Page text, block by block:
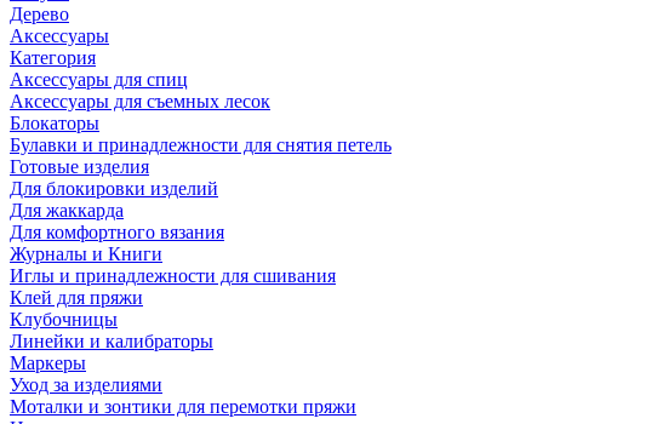
Дерево
Аксессуары
Категория
Аксессуары для спиц
Аксессуары для съемных лесок
Блокаторы
Булавки и принадлежности для снятия петель
Готовые изделия
Для блокировки изделий
Для жаккарда
Для комфортного вязания
Журналы и Книги
Иглы и принадлежности для сшивания
Клей для пряжи
Клубочницы
Линейки и калибраторы
Маркеры
Уход за изделиями
Моталки и зонтики для перемотки пряжи